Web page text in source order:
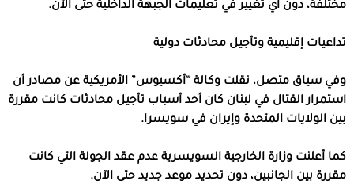
مختلفة، دون أي تغيير في تعليمات الجبهة الداخلية حتى الآن.
تداعيات إقليمية وتأجيل محادثات دولية
وفي سياق متصل، نقلت وكالة “أكسيوس” الأمريكية عن مصادر أن
استمرار القتال في لبنان كان أحد أسباب تأجيل محادثات كانت مقررة
بين الولايات المتحدة وإيران في سويسرا.
كما أعلنت وزارة الخارجية السويسرية عدم عقد الجولة التي كانت
مقررة بين الجانبين، دون تحديد موعد جديد حتى الآن.